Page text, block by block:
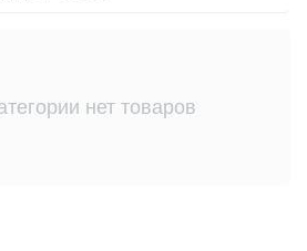
нет товаров